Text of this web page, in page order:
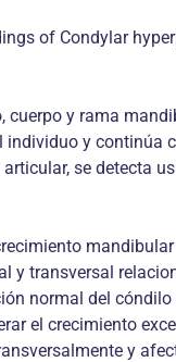
of Condylar
y rama
y continúa
se detecta
y transversal
normal del
el crecimiento
y